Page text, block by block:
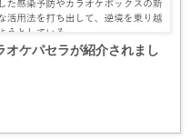
オケパセラが紹介されまし